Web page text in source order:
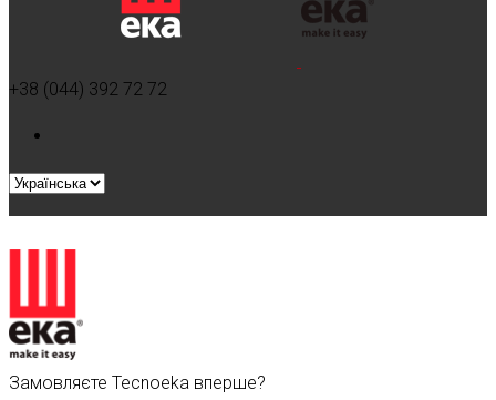
+38 (044) 392 72 72
Замовляєте Tecnoeka вперше?